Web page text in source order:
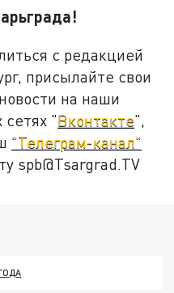
с редакцией
присылайте свои
на наши
сетях "Вконтакте",
"Телеграм-канал"
spb@Tsargrad.TV